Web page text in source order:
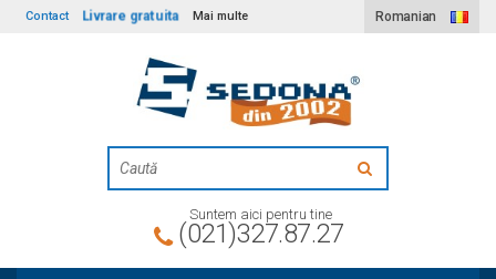
Contact Livrare gratuita Mai multe Romanian
Suntem aici pentru tine
(021)327.87.27